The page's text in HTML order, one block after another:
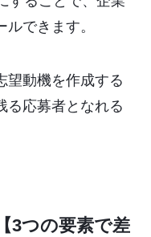
できます。
望動機を作成する
る応募者となれる
3つの要素で差